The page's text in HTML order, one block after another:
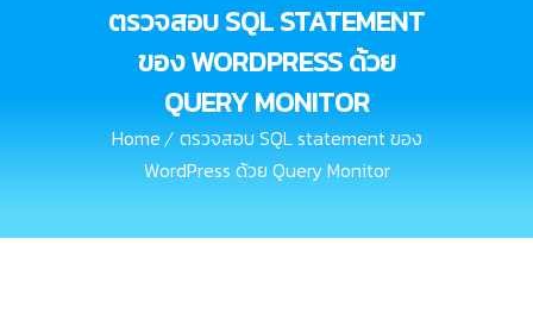
ตรวจสอบ SQL STATEMENT
ของ WORDPRESS ด้วย
QUERY MONITOR
Home
ตรวจสอบ SQL statement ของ
WordPress ด้วย Query Monitor